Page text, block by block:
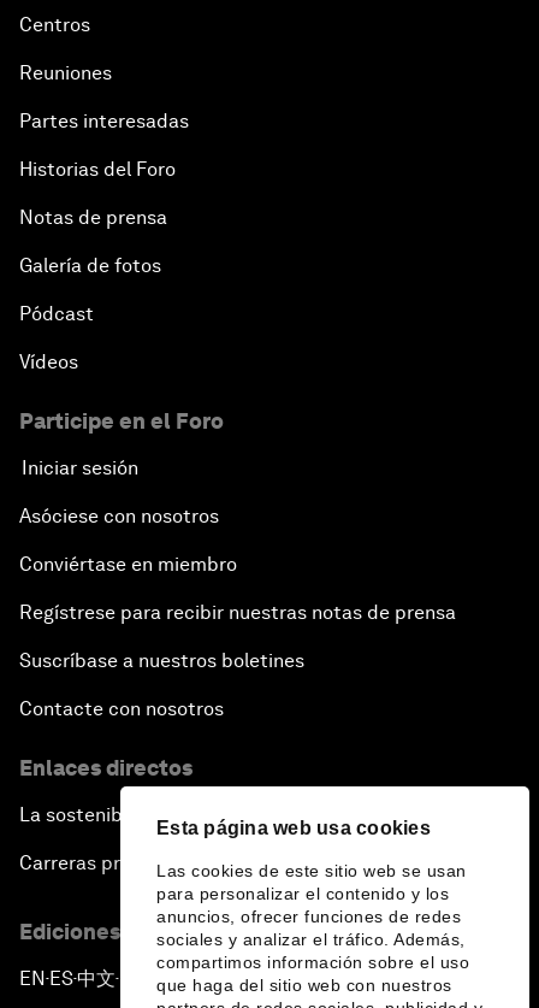
Esta página web usa cookies
Las cookies de este sitio web se usan
para personalizar el contenido y los
anuncios, ofrecer funciones de redes
sociales y analizar el tráfico. Además,
compartimos información sobre el uso
que haga del sitio web con nuestros
Centros
Reuniones
Partes interesadas
Historias del Foro
Notas de prensa
Galería de fotos
Pódcast
Vídeos
Participe en el Foro
Iniciar sesión
Asóciese con nosotros
Conviértase en miembro
Regístrese para recibir nuestras notas de prensa
Suscríbase a nuestros boletines
Contacte con nosotros
Enlaces directos
La sostenibilidad en el Foro
Carreras profesionales
Ediciones en otros idiomas
EN ▪ES▪中文▪ 日本語